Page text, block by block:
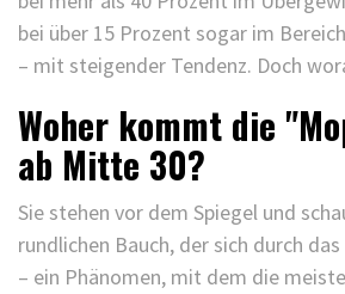
bei über 15 Prozent sogar im
– mit steigender Tendenz. Doch
Woher kommt die
ab Mitte 30?
Sie stehen vor dem Spiegel und
rundlichen Bauch, der sich durch
– ein Phänomen, mit dem die